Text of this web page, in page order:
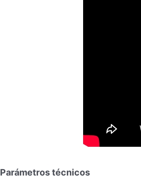
Parámetros técnicos